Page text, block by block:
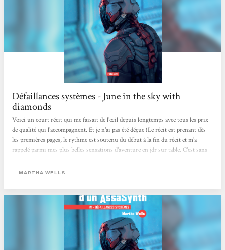
Défaillances systèmes - June in the sky with
diamonds
Voici un court récit qui me faisait de l'œil depuis longtemps avec tous les prix
de qualité qui l'accompagnent. Et je n'ai pas été déçue !Le récit est prenant dès
les premières pages, le rythme est soutenu du début à la fin du récit et m'a
rappelé parmi mes plus belles sensations d'aventure en jdr sur table. C'est sans
pour la suite du journal rédigé par l'Assasynth qui relate ses missions. On
et...
MARTHA WELLS